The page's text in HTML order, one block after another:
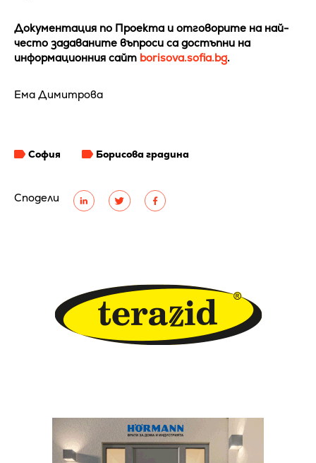
Сподели
Документация по Проекта и отговорите на най-
често задаваните въпроси са достъпни на
информационния сайт borisova.sofia.bg.
Ема Димитрова
София Борисова градина